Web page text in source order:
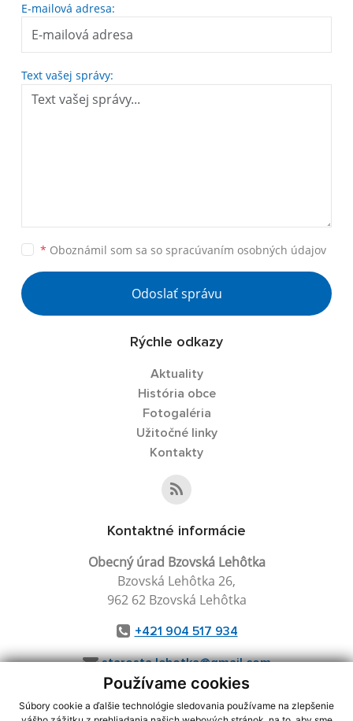
Používame cookies
Súbory cookie a ďalšie technológie sledovania používame na zlepšenie
E-mailová adresa:
Text vašej správy:
* Oboznámil som sa so spracúvaním osobných údajov
Odoslať správu
Rýchle odkazy
Aktuality
História obce
Fotogaléria
Užitočné linky
Kontakty
Kontaktné informácie
Obecný úrad Bzovská Lehôtka
Bzovská Lehôtka 26,
962 62 Bzovská Lehôtka
+421 904 517 934
starosta.lehotka@gmail.com